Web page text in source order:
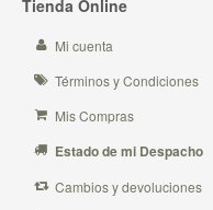
Tienda Online
Mi cuenta
Términos y Condiciones
Mis Compras
Estado de mi Despacho
Cambios y devoluciones